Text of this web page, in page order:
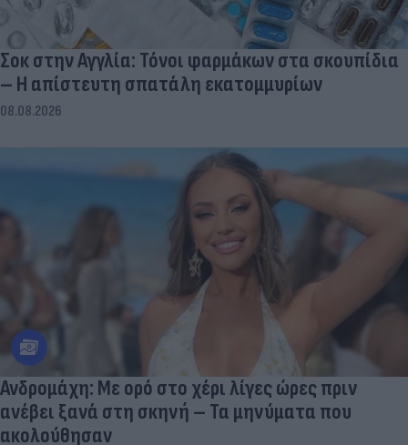
Σοκ στην Αγγλία: Τόνοι φαρμάκων στα σκουπίδια
– Η απίστευτη σπατάλη εκατομμυρίων
08.08.2026
Ανδρομάχη: Με ορό στο χέρι λίγες ώρες πριν
ανέβει ξανά στη σκηνή – Τα μηνύματα που
ακολούθησαν